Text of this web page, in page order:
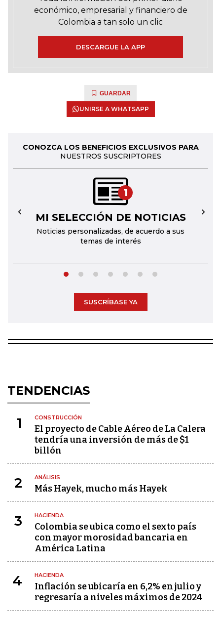
económico, empresarial y financiero de
Colombia a tan solo un clic
DESCARGUE LA APP
GUARDAR
UNIRSE A WHATSAPP
CONOZCA LOS BENEFICIOS EXCLUSIVOS PARA
NUESTROS SUSCRIPTORES
1
MI SELECCIÓN DE NOTICIAS
Noticias personalizadas, de acuerdo a sus
temas de interés
← →
SUSCRÍBASE YA
TENDENCIAS
1 CONSTRUCCIÓN
El proyecto de Cable Aéreo de La Calera
tendría una inversión de más de $1
billón
2 ANÁLISIS
Más Hayek, mucho más Hayek
3 HACIENDA
Colombia se ubica como el sexto país
con mayor morosidad bancaria en
América Latina
4 HACIENDA
Inflación se ubicaría en 6,2% en julio y
regresaría a niveles máximos de 2024